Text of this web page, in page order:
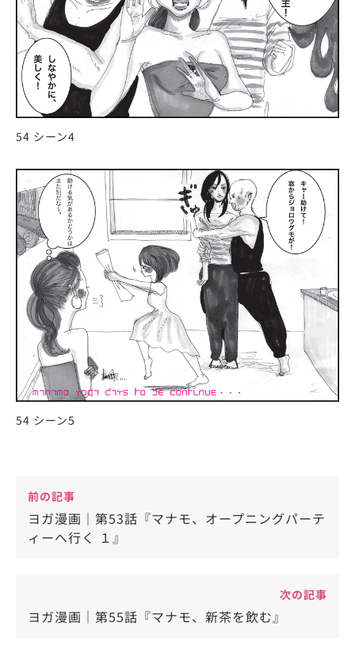
54 シーン4
54 シーン5
前の記事
ヨガ漫画｜第53話『マナモ、オープニングパーテ
ィーへ行く １』
次の記事
ヨガ漫画｜第55話『マナモ、新茶を飲む』